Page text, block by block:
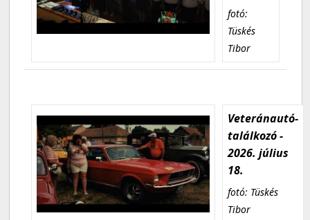
fotó:
Tüskés
Tibor
Veteránautó-
találkozó -
2026. július
18.
fotó: Tüskés
Tibor